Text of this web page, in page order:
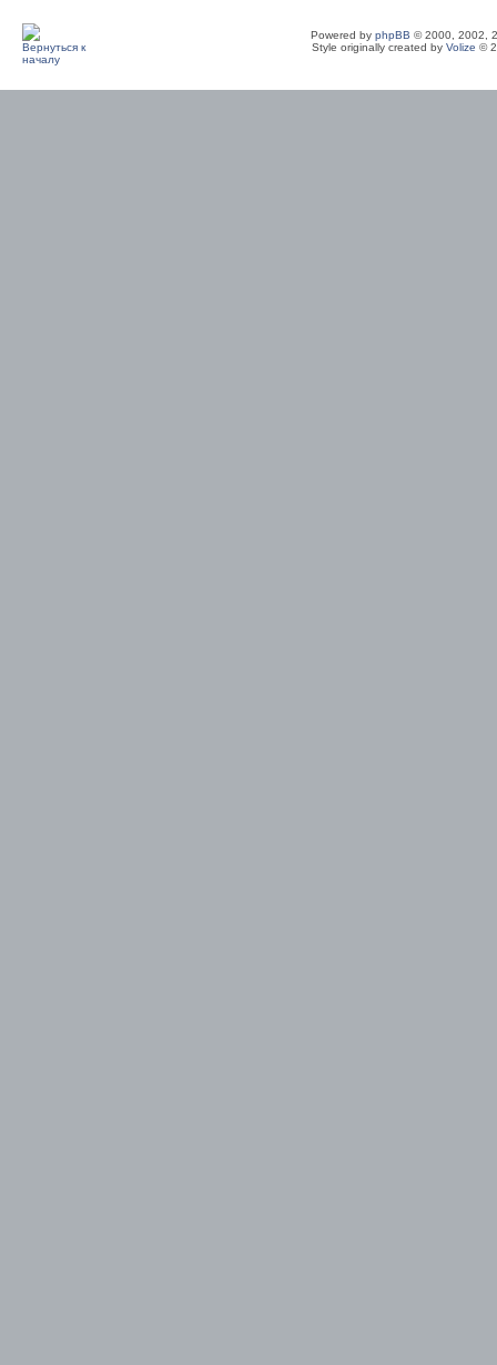
Powered by phpBB © 2000, 2002,
Style originally created by Volize ©